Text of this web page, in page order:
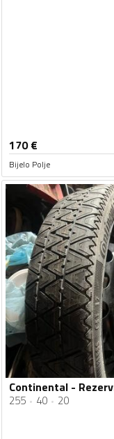
170€
Bijelo Polje
255 40 20